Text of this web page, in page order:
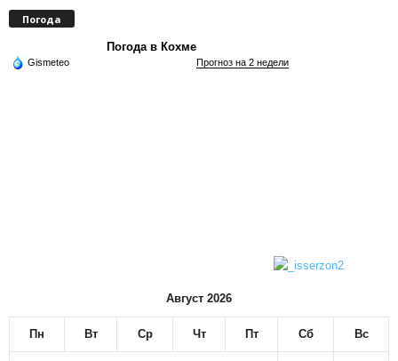
Погода
Погода в Кохме
Gismeteo Прогноз на 2 недели
Август 2026
Пн Вт Ср Чт Пт Сб Вс